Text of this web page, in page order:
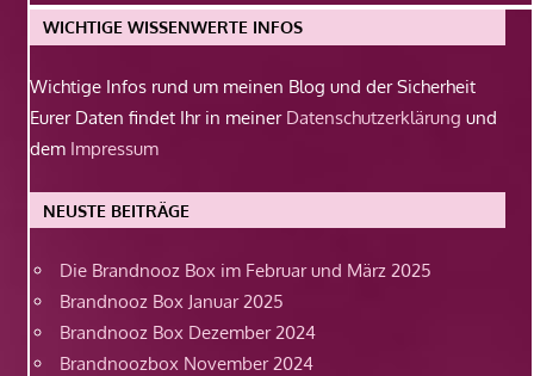
WICHTIGE WISSENWERTE INFOS
Wichtige Infos rund um meinen Blog und der Sicherheit
Eurer Daten findet Ihr in meiner Datenschutzerklärung und
dem Impressum
NEUSTE BEITRÄGE
Die Brandnooz Box im Februar und März 2025
Brandnooz Box Januar 2025
Brandnooz Box Dezember 2024
Brandnoozbox November 2024